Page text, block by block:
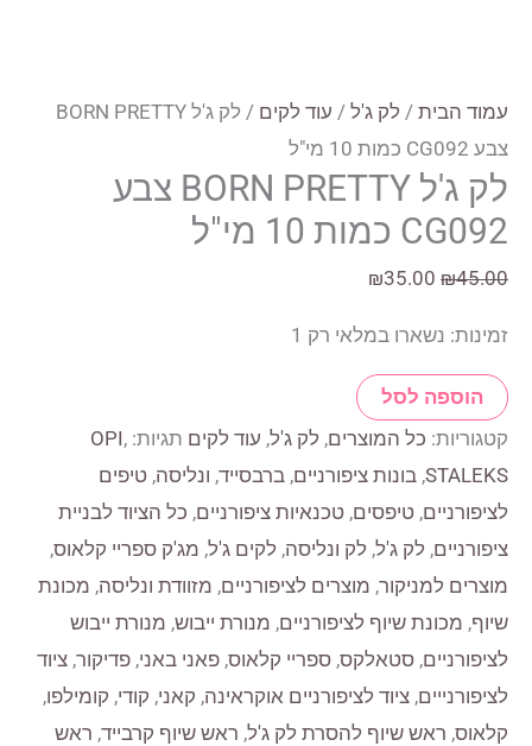
עמוד הבית / לק ג'ל / עוד לקים
/ לק ג'ל BORN PRETTY
צבע CG092 כמות 10 מי"ל
לק ג'ל BORN PRETTY צבע
CG092 כמות 10 מי"ל
₪45.00
המחיר
היה:
₪45.00.
₪35.00
הוא:
₪35.00.
זמינות: נשארו במלאי רק 1
כמות
של
לק
ג'ל
CG092
כמות
10
הוספה לסל
קטגוריות: כל המוצרים, לק ג'ל, עוד לקים תגיות: OPI,
STALEKS
, בונות ציפורניים, ברבסייד, ונליסה, טיפים
לציפורניים, טיפסים, טכנאיות ציפורניים, כל הציוד לבניית
ציפורניים, לק ג'ל, לק ונליסה, לקים ג'ל, מג'ק ספריי קלאוס,
מוצרים למניקור, מוצרים לציפורניים, מזוודת ונליסה, מכונת
שיוף, מכונת שיוף לציפורניים, מנורת ייבוש, מנורת ייבוש
לציפורניים, סטאלקס, ספריי קלאוס, פאני באני, פדיקור, ציוד
לציפורנייים, ציוד לציפורניים אוקראינה, קאני, קודי, קומילפו,
קלאוס, ראש שיוף להסרת לק ג'ל, ראש שיוף קרבייד, ראש
את
האפשרויות